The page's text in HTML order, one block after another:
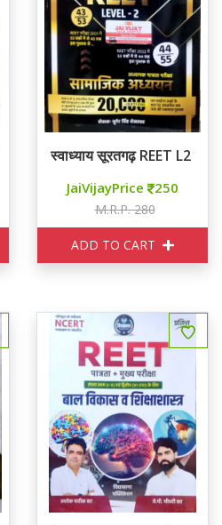
प्रश्न कोषस्वाध्याय सूरतगढ़ REET L2
JaiVijayPrice 250
M.R.P. 280
ADD TO CART